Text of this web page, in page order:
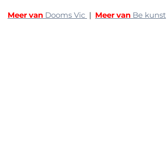
Meer van Dooms Vic | Meer van Be kunst